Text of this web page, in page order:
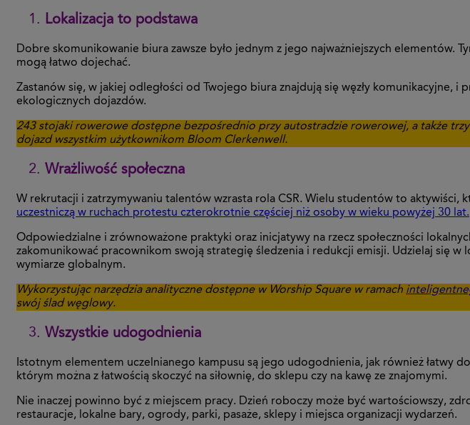
Lokalizacja to podstawa
Dobre skomunikowanie biura zawsze było jednym z jego najważniejszych
mogą łatwo dojechać.
Zastanów się, w jakiej odległości od Twojego biura znajdują się węzły komunikacyjne,
ekologicznych dojazdów.
243 stojaki rowerowe dostępne bezpośrednio przy autostradzie rowerowej, a także
dojazd wszystkim użytkownikom Bloom Clerkenwell.
Wrażliwość społeczna
W rekrutacji i zatrzymywaniu talentów wzrasta rola CSR. Wielu studentów to aktywiści,
uczestniczą w ruchach protestu czterokrotnie częściej niż osoby w wieku powyżej 30 lat.
Odpowiedzialne i zrównoważone praktyki oraz inicjatywy na rzecz społeczności
zakomunikować pracownikom swoją strategię śledzenia i redukcji emisji. Udzielaj się w
wymiarze globalnym.
Wykorzystując narzędzia analityczne dostępne w Worship Square w ramach
swój ślad węglowy.
Wszystkie udogodnienia
Istotnym elementem uczelnianego kampusu są jego udogodnienia, jak również łatwy
którym można z łatwością skoczyć na siłownię, do sklepu czy na kawę ze znajomymi.
Nie inaczej powinno być z miejscem pracy. Dzień roboczy może być wartościowszy,
restauracje, lokalne bary, ogrody, parki, pasaże, sklepy i miejsca organizacji wydarzeń.